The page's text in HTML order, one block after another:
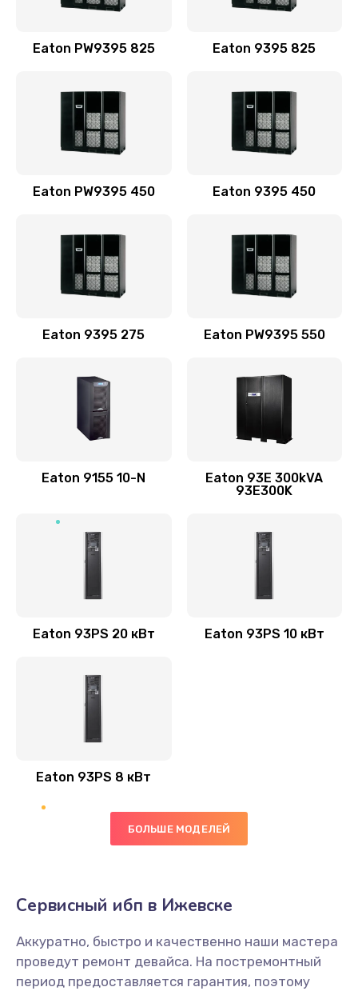
Eaton PW9395 825 Eaton 9395 825
Eaton PW9395 450 Eaton 9395 450
Eaton 9395 275 Eaton PW9395 550
Eaton 9155 10-N
Eaton 93E 300kVA
93E300K
Eaton 93PS 20 кВт Eaton 93PS 10 кВт
Eaton 93PS 8 кВт
БОЛЬШЕ МОДЕЛЕЙ
Сервисный ибп в Ижевске
Аккуратно, быстро и качественно наши мастера
проведут ремонт девайса. На постремонтный
период предоставляется гарантия, поэтому